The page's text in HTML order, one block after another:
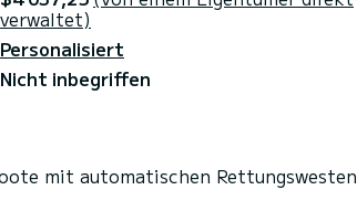
verwaltet)
Personalisiert
Nicht inbegriffen
mit automatischen Rettungswesten